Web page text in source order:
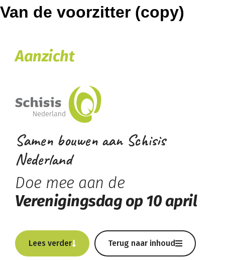
Van de voorzitter (copy)
Aanzicht
Samen bouwen aan Schisis
Nederland
Doe mee aan de
Verenigingsdag op 10 april
Lees verder Terug naar inhoud